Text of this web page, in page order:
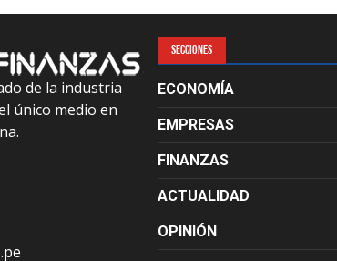
de
entradas
de la industria
único medio en
SECCIONES
ECONOMÍA
EMPRESAS
FINANZAS
ACTUALIDAD
OPINIÓN